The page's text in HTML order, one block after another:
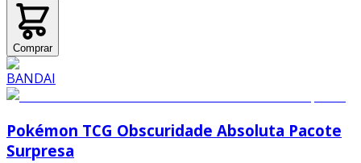
Comprar
Pokémon TCG Obscuridade Absoluta Pacote
Surpresa